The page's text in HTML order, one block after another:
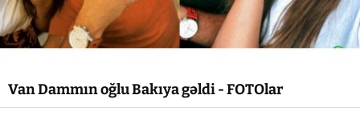
Van Dammın oğlu Bakıya gəldi - FOTOlar